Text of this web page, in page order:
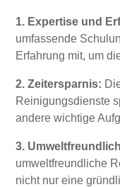
1. Expertise und
umfassende
Erfahrung mit, um
2. Zeitersparnis:
Reinigungsdienste
andere wichtige
3.
umweltfreundliche
nicht nur eine